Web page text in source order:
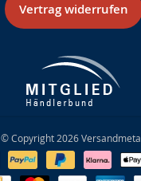
Vertrag widerrufen
© Copyright 2026 Versandmetall